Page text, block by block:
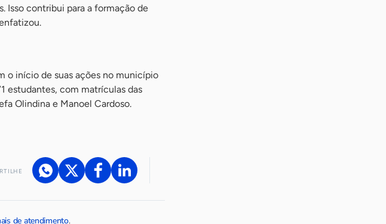
Isso contribui para a formação de
o início de suas ações no município
estudantes, com matrículas das
Olindina e Manoel Cardoso.
de atendimento.